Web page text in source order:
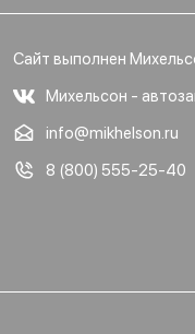
Сайт выполнен
Михельсон -
info@mikhelson.ru
8 (800) 555-25-40